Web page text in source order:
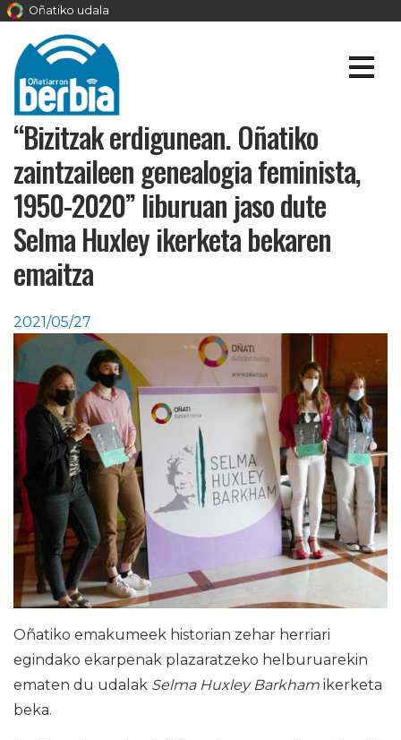
Oñatiko udala
“Bizitzak erdigunean. Oñatiko
zaintzaileen genealogia feminista,
1950-2020” liburuan jaso dute
Selma Huxley ikerketa bekaren
emaitza
2021/05/27
Oñatiko emakumeek historian zehar herriari
egindako ekarpenak plazaratzeko helburuarekin
ematen du udalak Selma Huxley Barkham ikerketa
beka.